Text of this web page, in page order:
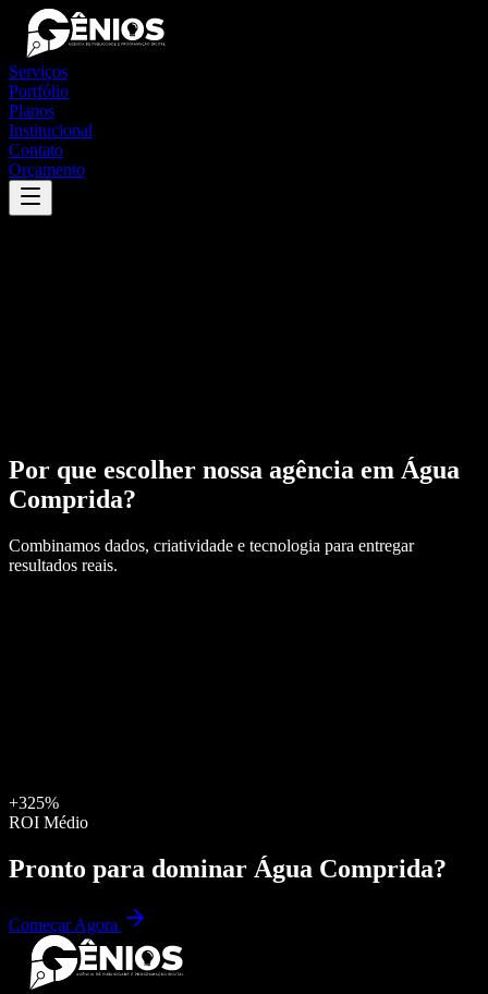
Serviços
Portfólio
Planos
Institucional
Contato
Orçamento
Por que escolher nossa agência em Água
Comprida?
Combinamos dados, criatividade e tecnologia para entregar
resultados reais.
+325%
ROI Médio
Pronto para dominar Água Comprida?
Começar Agora